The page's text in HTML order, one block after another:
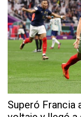
Superó Francia